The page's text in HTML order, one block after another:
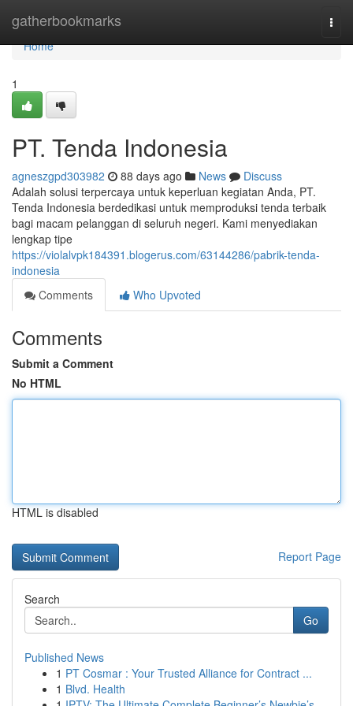
gatherbookmarks
Home
Home
1
PT. Tenda Indonesia
agneszgpd303982 88 days ago News
Discuss
Adalah solusi terpercaya untuk keperluan kegiatan Anda, PT.
Tenda Indonesia berdedikasi untuk memproduksi tenda terbaik
bagi macam pelanggan di seluruh negeri. Kami menyediakan
lengkap tipe
https://violalvpk184391.blogerus.com/63144286/pabrik-tenda-
indonesia
Comments
Who Upvoted
Comments
Submit a Comment
No HTML
HTML is disabled
Report Page
Search
Go
Published News
1 PT Cosmar : Your Trusted Alliance for Contract ...
1 Blvd. Health